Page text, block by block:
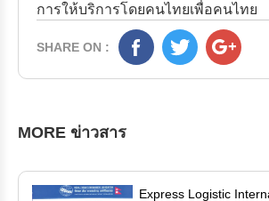
การให้บริการโดยคนไทยเพื่อคนไทย
SHARE ON :
MORE ข่าวสาร
Express Logistic